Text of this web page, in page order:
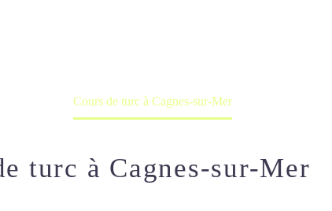
Cours de turc à Cagnes-sur-Mer
turc à Cagnes-sur-Mer